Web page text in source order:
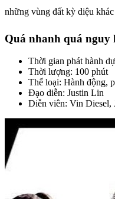
những vùng đất kỳ diệu
Quá nhanh quá nguy
Thời gian phát hành
Thời lượng: 100 phút
Thể loại: Hành động,
Đạo diễn: Justin Lin
Diễn viên: Vin Diesel,